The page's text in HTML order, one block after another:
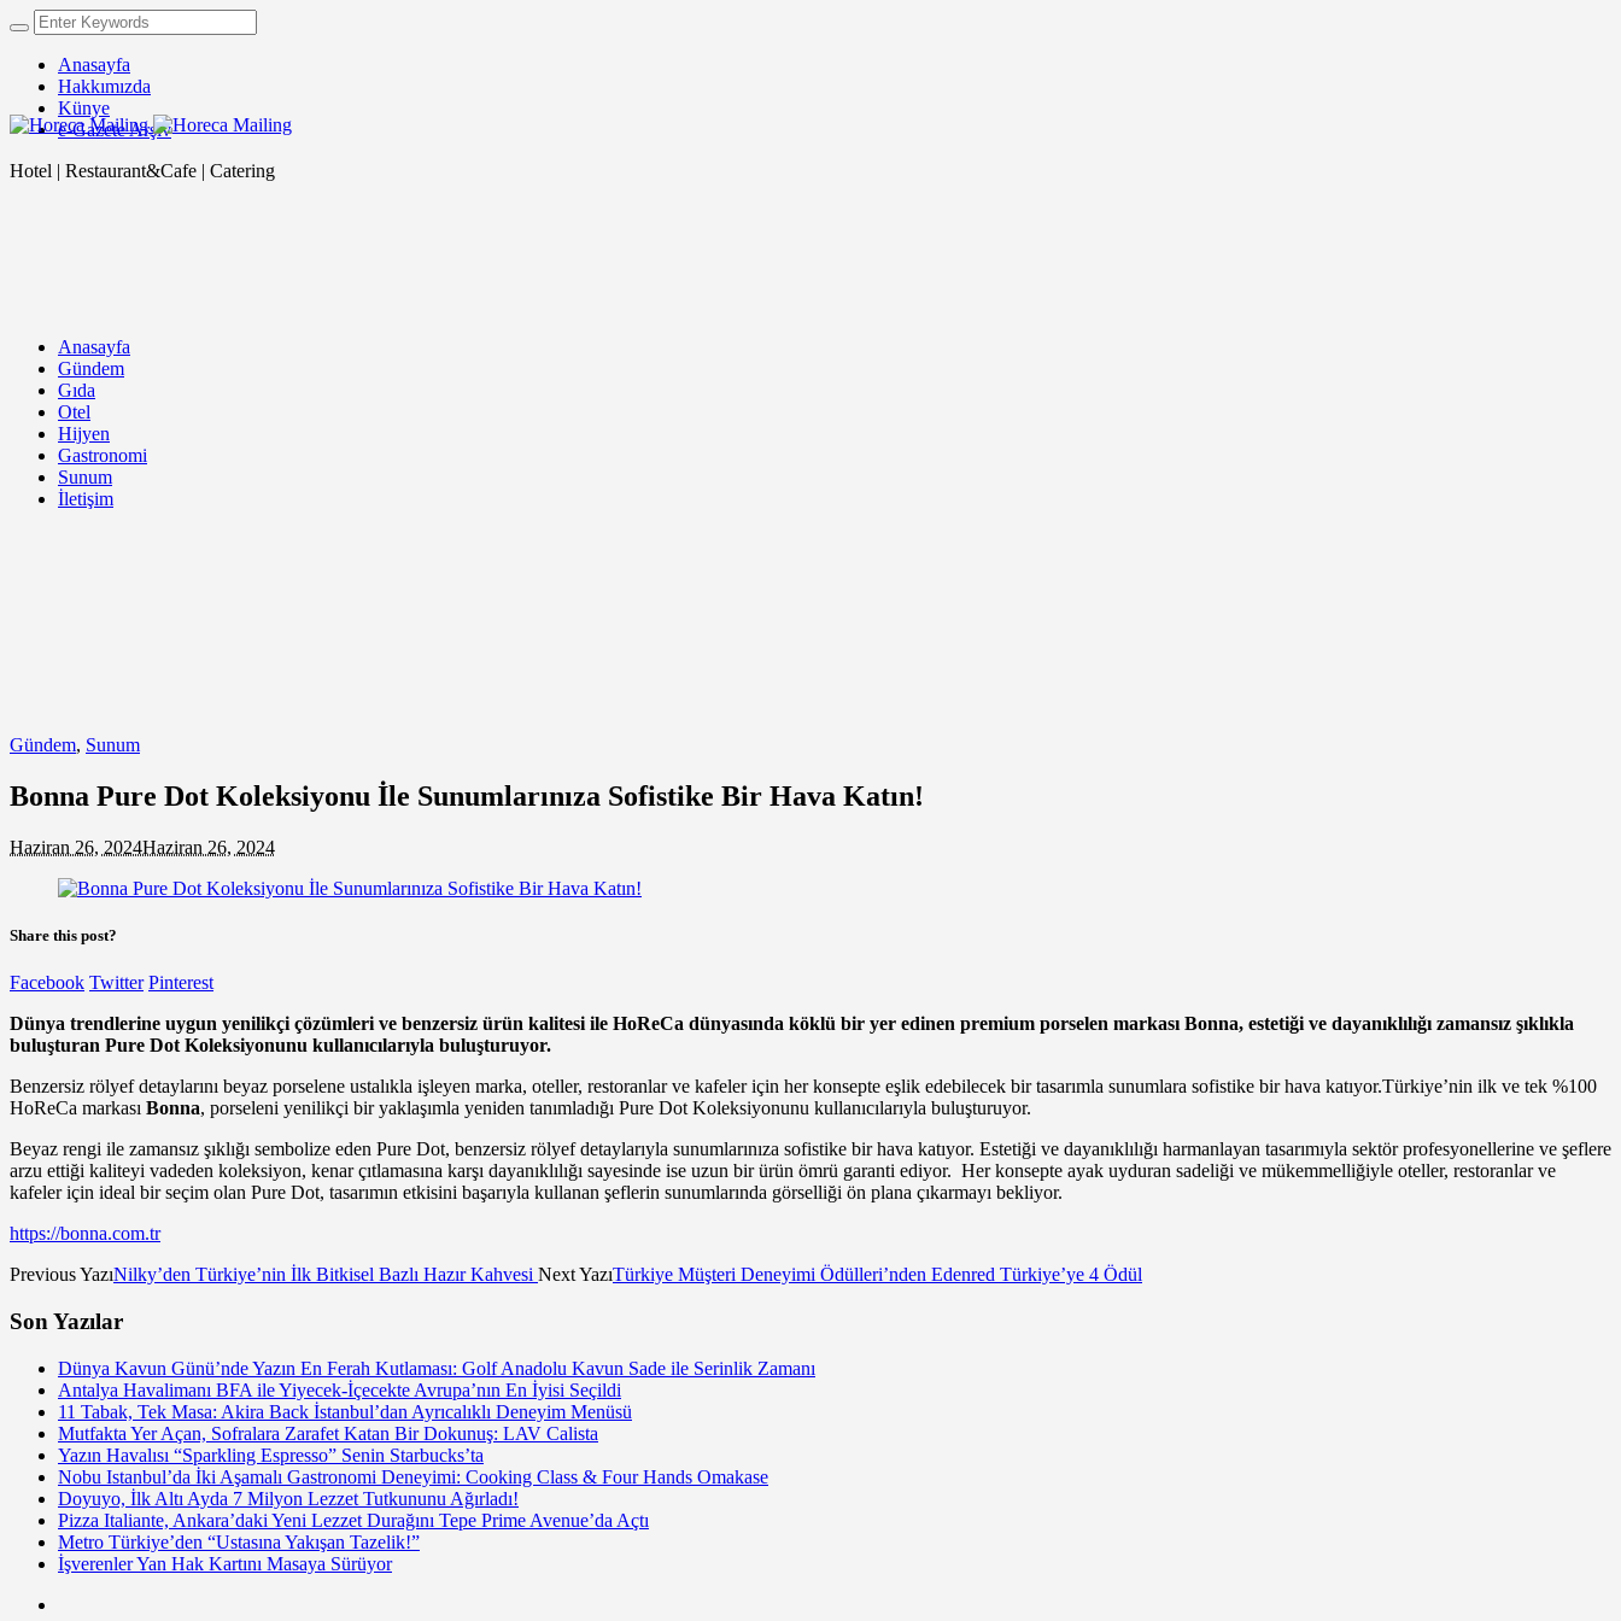
Anasayfa
Hakkımızda
Künye
e-Gazete Arşiv
Hotel | Restaurant&Cafe | Catering
Anasayfa
Gündem
Gıda
Otel
Hijyen
Gastronomi
Sunum
İletişim
Gündem, Sunum
Bonna Pure Dot Koleksiyonu İle Sunumlarınıza Sofistike Bir Hava Katın!
Haziran 26, 2024Haziran 26, 2024
Share this post?
Facebook Twitter Pinterest
Dünya trendlerine uygun yenilikçi çözümleri ve benzersiz ürün kalitesi ile HoReCa dünyasında köklü bir yer edinen premium porselen markası Bonna, estetiği ve dayanıklılığı zamansız şıklıkla
buluşturan Pure Dot Koleksiyonunu kullanıcılarıyla buluşturuyor.
Benzersiz rölyef detaylarını beyaz porselene ustalıkla işleyen marka, oteller, restoranlar ve kafeler için her konsepte eşlik edebilecek bir tasarımla sunumlara sofistike bir hava katıyor.Türkiye’nin ilk ve tek %100
HoReCa markası Bonna, porseleni yenilikçi bir yaklaşımla yeniden tanımladığı Pure Dot Koleksiyonunu kullanıcılarıyla buluşturuyor.
Beyaz rengi ile zamansız şıklığı sembolize eden Pure Dot, benzersiz rölyef detaylarıyla sunumlarınıza sofistike bir hava katıyor. Estetiği ve dayanıklılığı harmanlayan tasarımıyla sektör profesyonellerine ve şeflere
arzu ettiği kaliteyi vadeden koleksiyon, kenar çıtlamasına karşı dayanıklılığı sayesinde ise uzun bir ürün ömrü garanti ediyor. Her konsepte ayak uyduran sadeliği ve mükemmelliğiyle oteller, restoranlar ve
kafeler için ideal bir seçim olan Pure Dot, tasarımın etkisini başarıyla kullanan şeflerin sunumlarında görselliği ön plana çıkarmayı bekliyor.
https://bonna.com.tr
Previous YazıNilky’den Türkiye’nin İlk Bitkisel Bazlı Hazır Kahvesi Next YazıTürkiye Müşteri Deneyimi Ödülleri’nden Edenred Türkiye’ye 4 Ödül
Son Yazılar
Dünya Kavun Günü’nde Yazın En Ferah Kutlaması: Golf Anadolu Kavun Sade ile Serinlik Zamanı
Antalya Havalimanı BFA ile Yiyecek-İçecekte Avrupa’nın En İyisi Seçildi
11 Tabak, Tek Masa: Akira Back İstanbul’dan Ayrıcalıklı Deneyim Menüsü
Mutfakta Yer Açan, Sofralara Zarafet Katan Bir Dokunuş: LAV Calista
Yazın Havalısı “Sparkling Espresso” Senin Starbucks’ta
Nobu Istanbul’da İki Aşamalı Gastronomi Deneyimi: Cooking Class & Four Hands Omakase
Doyuyo, İlk Altı Ayda 7 Milyon Lezzet Tutkununu Ağırladı!
Pizza Italiante, Ankara’daki Yeni Lezzet Durağını Tepe Prime Avenue’da Açtı
Metro Türkiye’den “Ustasına Yakışan Tazelik!”
İşverenler Yan Hak Kartını Masaya Sürüyor